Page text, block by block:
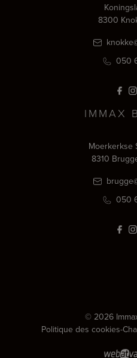
8300
050
IMMAX
Moerkerkse
8310
050
© 2026
Politique des cookies-